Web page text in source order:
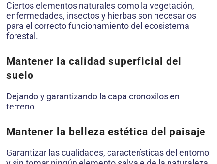
Ciertos elementos naturales como la vegetación,
enfermedades, insectos y hierbas son necesarios
para el correcto funcionamiento del ecosistema
forestal.
Mantener la calidad superficial del
suelo
Dejando y garantizando la capa cronoxilos en
terreno.
Mantener la belleza estética del paisaje
Garantizar las cualidades, características del entorno